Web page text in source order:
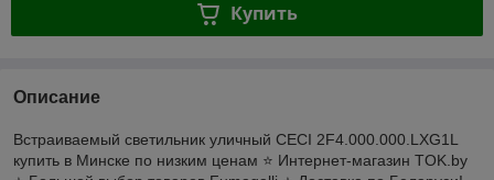
Купить
Описание
Встраиваемый светильник уличный CECI 2F4.000.000.LXG1L
купить в Минске по низким ценам ⭐️ Интернет-магазин TOK.by